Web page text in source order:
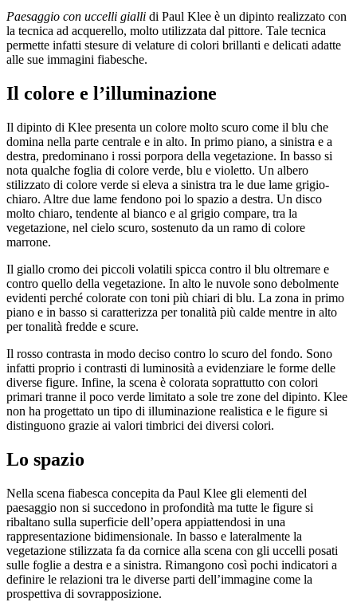
Paesaggio con uccelli gialli di Paul Klee è un dipinto realizzato con
la tecnica ad acquerello, molto utilizzata dal pittore. Tale tecnica
permette infatti stesure di velature di colori brillanti e delicati adatte
alle sue immagini fiabesche.
Il colore e l’illuminazione
Il dipinto di Klee presenta un colore molto scuro come il blu che
domina nella parte centrale e in alto. In primo piano, a sinistra e a
destra, predominano i rossi porpora della vegetazione. In basso si
nota qualche foglia di colore verde, blu e violetto. Un albero
stilizzato di colore verde si eleva a sinistra tra le due lame grigio-
chiaro. Altre due lame fendono poi lo spazio a destra. Un disco
molto chiaro, tendente al bianco e al grigio compare, tra la
vegetazione, nel cielo scuro, sostenuto da un ramo di colore
marrone.
Il giallo cromo dei piccoli volatili spicca contro il blu oltremare e
contro quello della vegetazione. In alto le nuvole sono debolmente
evidenti perché colorate con toni più chiari di blu. La zona in primo
piano e in basso si caratterizza per tonalità più calde mentre in alto
per tonalità fredde e scure.
Il rosso contrasta in modo deciso contro lo scuro del fondo. Sono
infatti proprio i contrasti di luminosità a evidenziare le forme delle
diverse figure. Infine, la scena è colorata soprattutto con colori
primari tranne il poco verde limitato a sole tre zone del dipinto. Klee
non ha progettato un tipo di illuminazione realistica e le figure si
distinguono grazie ai valori timbrici dei diversi colori.
Lo spazio
Nella scena fiabesca concepita da Paul Klee gli elementi del
paesaggio non si succedono in profondità ma tutte le figure si
ribaltano sulla superficie dell’opera appiattendosi in una
rappresentazione bidimensionale. In basso e lateralmente la
vegetazione stilizzata fa da cornice alla scena con gli uccelli posati
sulle foglie a destra e a sinistra. Rimangono così pochi indicatori a
definire le relazioni tra le diverse parti dell’immagine come la
prospettiva di sovrapposizione.